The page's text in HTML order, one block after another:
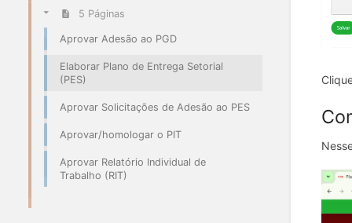
5 Páginas
Aprovar Adesão ao PGD
Elaborar Plano de Entrega Setorial
(PES)
Aprovar Solicitações de Adesão ao PES
Aprovar/homologar o PIT
Aprovar Relatório Individual de
Trabalho (RIT)